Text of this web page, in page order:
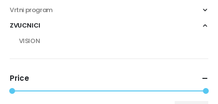
Vrtni program
ZVUCNICI
VISION
Price